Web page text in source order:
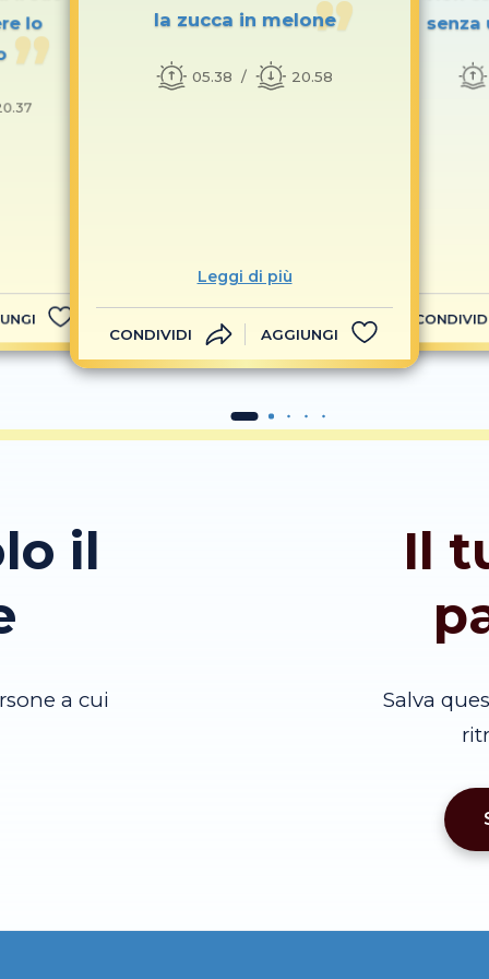
lo
la zucca in melone
05.38 20.58
Leggi di più
CONDIVIDI AGGIUNGI
senza
il
a cui
Il
Salva